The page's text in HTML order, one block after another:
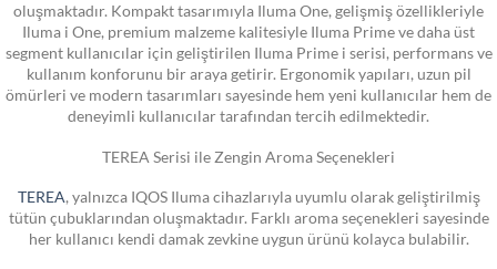
oluşmaktadır. Kompakt tasarımıyla Iluma One, gelişmiş özellikleriyle
Iluma i One, premium malzeme kalitesiyle Iluma Prime ve daha üst
segment kullanıcılar için geliştirilen Iluma Prime i serisi, performans ve
kullanım konforunu bir araya getirir. Ergonomik yapıları, uzun pil
ömürleri ve modern tasarımları sayesinde hem yeni kullanıcılar hem de
deneyimli kullanıcılar tarafından tercih edilmektedir.
TEREA Serisi ile Zengin Aroma Seçenekleri
TEREA, yalnızca IQOS Iluma cihazlarıyla uyumlu olarak geliştirilmiş
tütün çubuklarından oluşmaktadır. Farklı aroma seçenekleri sayesinde
her kullanıcı kendi damak zevkine uygun ürünü kolayca bulabilir.